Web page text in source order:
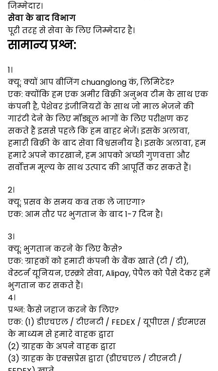
जिम्मेदार।
सेवा के बाद विभाग
पूरी तरह से सेवा के लिए जिम्मेदार है।
सामान्य प्रश्न:
1।
क्यू: क्यों आप बीजिंग chuanglong कं, लिमिटेड?
एक: क्योंकि हम एक अमीर बिक्री अनुभव टीम के साथ एक
कंपनी है, पेशेवर इंजीनियरों के साथ जो माल भेजने की
गारंटी देने के लिए मॉड्यूल भागों के लिए परीक्षण कर
सकते हैं इससे पहले कि हम बाहर भेजें। इसके अलावा,
हमारी बिक्री के बाद सेवा विश्वसनीय है। इसके अलावा, हम
हमारे अपने कारखाने, हम आपको अच्छी गुणवत्ता और
सर्वोत्तम मूल्य के साथ उत्पाद की आपूर्ति कर सकते हैं।
2।
क्यू: प्रसव के समय कब तक ले जाएगा?
एक: आम तौर पर भुगतान के बाद 1-7 दिन है।
3।
क्यू: भुगतान करने के लिए कैसे?
एक: ग्राहकों को हमारी कंपनी के बैंक खाते (टी / टी),
वेस्टर्न यूनियन, एस्क्रो सेवा, Alipay, पेपैल को पैसे देकर हमें
भुगतान कर सकते हैं।
4।
प्रश्न: कैसे जहाज करने के लिए?
एक: (1) डीएचएल / टीएनटी / FEDEX / यूपीएस / ईएमएस
के माध्यम से हमारे वाहक द्वारा
(2) ग्राहक के अपने वाहक द्वारा
(3) ग्राहक के एक्सप्रेस द्वारा (डीएचएल / टीएनटी /